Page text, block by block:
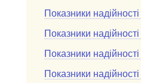
Показники
Показники
Показники
Показники